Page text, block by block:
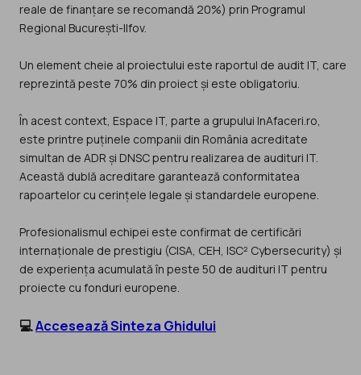
reale de finanțare se recomandă 20%) prin Programul
Regional București-Ilfov.
Un element cheie al proiectului este raportul de audit IT, care
reprezintă peste 70% din proiect și este obligatoriu.
În acest context, Espace IT, parte a grupului InAfaceri.ro,
este printre puținele companii din România acreditate
simultan de ADR și DNSC pentru realizarea de audituri IT.
Această dublă acreditare garantează conformitatea
rapoartelor cu cerințele legale și standardele europene.
Profesionalismul echipei este confirmat de certificări
internaționale de prestigiu (CISA, CEH, ISC² Cybersecurity) și
de experiența acumulată în peste 50 de audituri IT pentru
proiecte cu fonduri europene.
💻Accesează Sinteza Ghidului